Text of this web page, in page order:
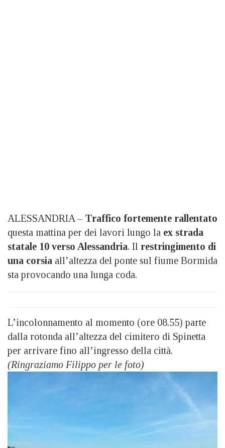
ALESSANDRIA – Traffico fortemente rallentato
questa mattina per dei lavori lungo la ex strada
statale 10 verso Alessandria. Il restringimento di
una corsia all’altezza del ponte sul fiume Bormida
sta provocando una lunga coda.
L’incolonnamento al momento (ore 08.55) parte
dalla rotonda all’altezza del cimitero di Spinetta
per arrivare fino all’ingresso della città.
(Ringraziamo Filippo per le foto)